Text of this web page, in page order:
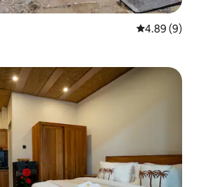
औसत रेटिंग 5 में
4.89 (9)